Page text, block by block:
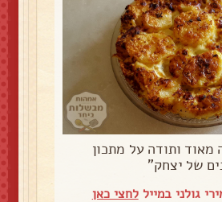
ותודה על מתכון
של יצחק"
גולני במייללחצי כאן